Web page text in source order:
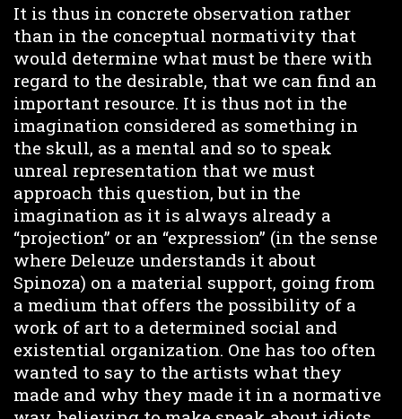
It is thus in concrete observation rather
than in the conceptual normativity that
would determine what must be there with
regard to the desirable, that we can find an
important resource. It is thus not in the
imagination considered as something in
the skull, as a mental and so to speak
unreal representation that we must
approach this question, but in the
imagination as it is always already a
“projection” or an “expression” (in the sense
where Deleuze understands it about
Spinoza) on a material support, going from
a medium that offers the possibility of a
work of art to a determined social and
existential organization. One has too often
wanted to say to the artists what they
made and why they made it in a normative